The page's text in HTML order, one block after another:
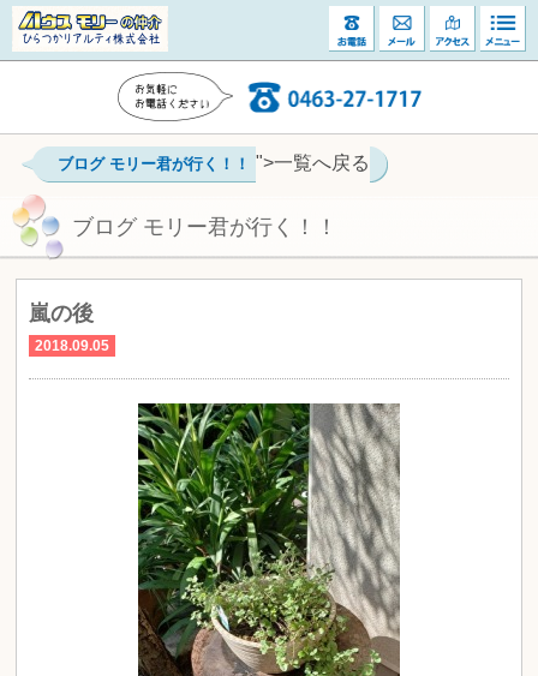
ブログ モリー君が行く！！ ">一覧へ戻る
ブログ モリー君が行く！！
嵐の後
2018.09.05